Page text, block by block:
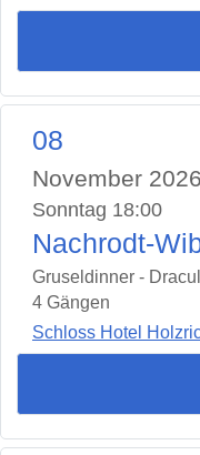
08
November 2026
Sonntag 18:00
Nachrodt-
Gruseldinner -
4 Gängen
Schloss Hotel